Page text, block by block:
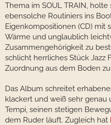
Thema im SOUL TRAIN, holte
ebensolche Routiniers ins
Eigenkompositionen (CD) mit
Wärme und unglaublich
Zusammengehörigkeit zu
schlicht herrliches Stück Jazz
Zuordnung aus dem Boden
Das Album schreitet
klackert und weiß sehr genau
Tempi, seinen stetigen
dem Ruder läuft. Zugleich hat